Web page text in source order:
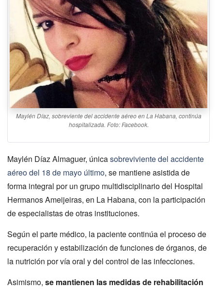
Maylén Díaz, sobreviente del accidente aéreo en La Habana, continúa
hospitalizada. Foto: Facebook.
Maylén Díaz Almaguer, únicasobreviviente del accidente
aéreo del 18 de mayo último, se mantiene asistida de
forma integral por un grupo multidisciplinario del Hospital
Hermanos Ameijeiras, en La Habana, con la participación
de especialistas de otras instituciones.
Según el parte médico, la paciente continúa el proceso de
recuperación y estabilización de funciones de órganos, de
la nutrición por vía oral y del control de las infecciones.
Asimismo, se mantienen las medidas de rehabilitación